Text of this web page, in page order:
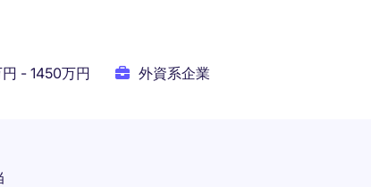
- 1450万円 外資系企業